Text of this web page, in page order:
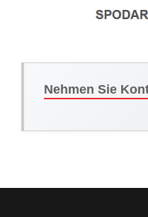
Nehmen Sie